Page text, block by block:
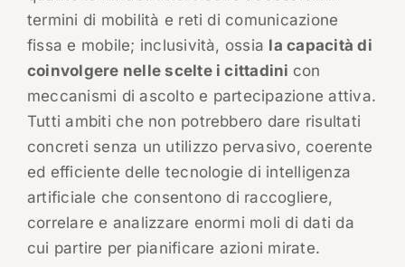
termini di mobilità e reti di comunicazione
fissa e mobile; inclusività, ossia la capacità di
coinvolgere nelle scelte i cittadini con
meccanismi di ascolto e partecipazione attiva.
Tutti ambiti che non potrebbero dare risultati
concreti senza un utilizzo pervasivo, coerente
ed efficiente delle tecnologie di intelligenza
artificiale che consentono di raccogliere,
correlare e analizzare enormi moli di dati da
cui partire per pianificare azioni mirate.